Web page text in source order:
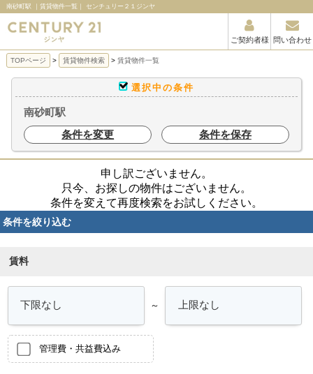
南砂町駅 ｜賃貸物件一覧｜ センチュリー２１ジンヤ
ご契約者様 問い合わせ
TOPページ 賃貸物件検索 賃貸物件一覧
選択中の条件
南砂町駅
条件を変更
条件を保存
申し訳ございません。
只今、お探しの物件はございません。
条件を変えて再度検索をお試しください。
条件を絞り込む
賃料
～
管理費・共益費込み